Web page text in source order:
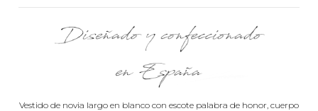
Vestido de novia largo en blanco con escote palabra de honor, cuerpo